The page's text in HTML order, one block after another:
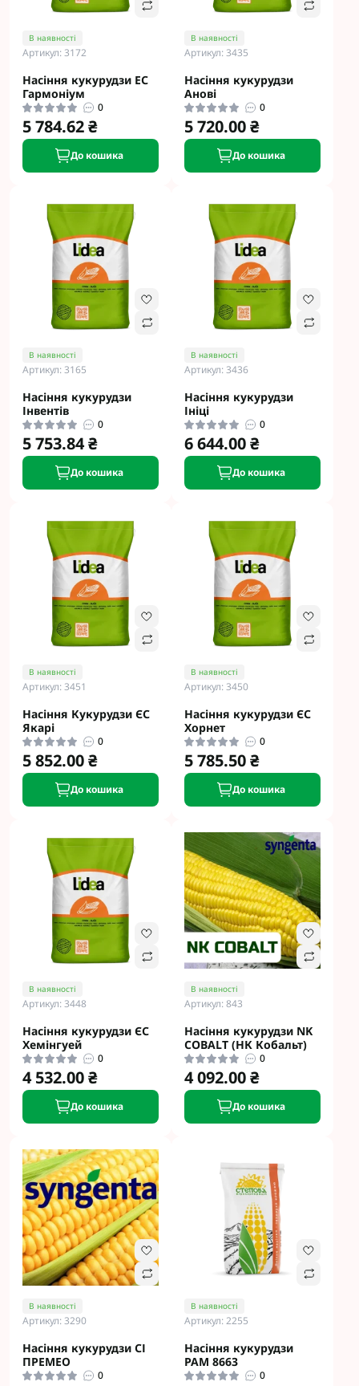
В наявності
Артикул: 3172
Насіння кукурудзи ЕС
Гармоніум
0
5 784.62 ₴
До кошика
В наявності
Артикул: 3435
Насіння кукурудзи
Анові
0
5 720.00 ₴
До кошика
В наявності
Артикул: 3165
Насіння кукурудзи
Інвентів
0
5 753.84 ₴
До кошика
В наявності
Артикул: 3436
Насіння кукурудзи
Ініці
0
6 644.00 ₴
До кошика
В наявності
Артикул: 3451
Насіння Кукурудзи ЄС
Якарі
0
5 852.00 ₴
До кошика
В наявності
Артикул: 3450
Насіння кукурудзи ЄС
Хорнет
0
5 785.50 ₴
До кошика
В наявності
Артикул: 3448
Насіння кукурудзи ЄС
Хемінгуей
0
4 532.00 ₴
До кошика
В наявності
Артикул: 843
Насіння кукурудзи NK
COBALT (НК Кобальт)
0
4 092.00 ₴
До кошика
В наявності
Артикул: 3290
Насіння кукурудзи СІ
ПРЕМЕО
0
В наявності
Артикул: 2255
Насіння кукурудзи
РАМ 8663
0